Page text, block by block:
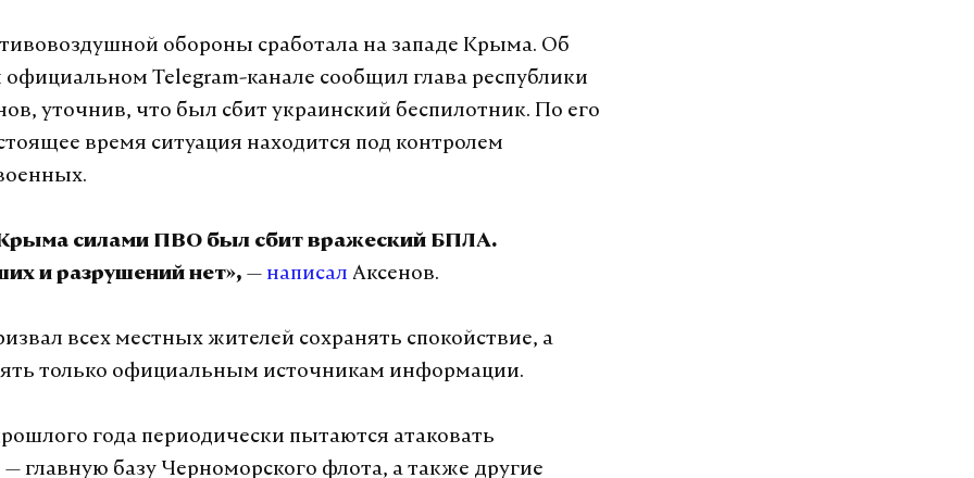
обороны сработала на западе Крыма. Об
официальном Telegram-канале сообщил глава республики
уточнив, что был сбит украинский беспилотник. По его
время ситуация находится под контролем
силами ПВО был сбит вражеский БПЛА.
и разрушений нет», — написал Аксенов.
всех местных жителей сохранять спокойствие, а
только официальным источникам информации.
года периодически пытаются атаковать
— главную базу Черноморского флота, а также другие